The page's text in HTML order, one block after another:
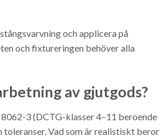
och applicera på
och fixtureringen behöver alla
av gjutgods?
3 (DCTG-klasser 4–11 beroende
Vad som är realistiskt beror